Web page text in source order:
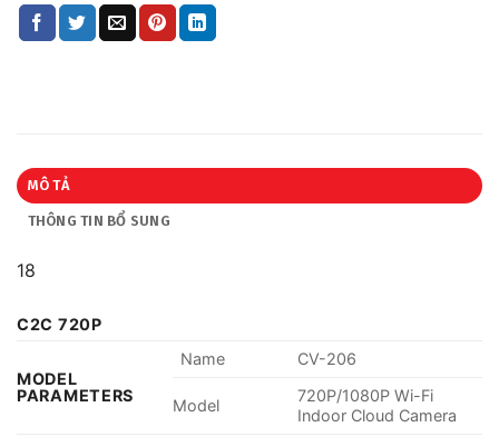
MÔ TẢ
THÔNG TIN BỔ SUNG
18
C2C 720P
MODEL
PARAMETERS
Name CV-206
Model
720P/1080P Wi-Fi
Indoor Cloud Camera